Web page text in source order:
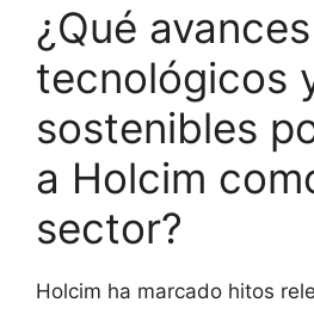
¿Qué avances
tecnológicos
sostenibles
a Holcim
sector?
Holcim ha marcado hitos